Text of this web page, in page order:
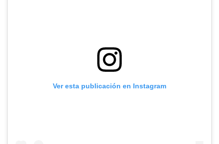
Ver esta publicación en Instagram